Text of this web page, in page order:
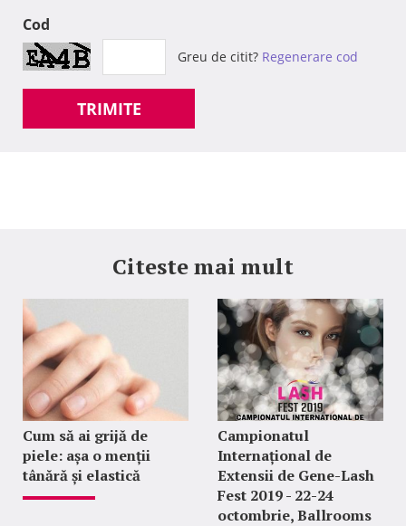
Cod
Greu de citit? Regenerare cod
TRIMITE
Citeste mai mult
Cum să ai grijă de
piele: așa o menții
tânără și elastică
Campionatul
Internațional de
Extensii de Gene-Lash
Fest 2019 - 22-24
octombrie, Ballrooms